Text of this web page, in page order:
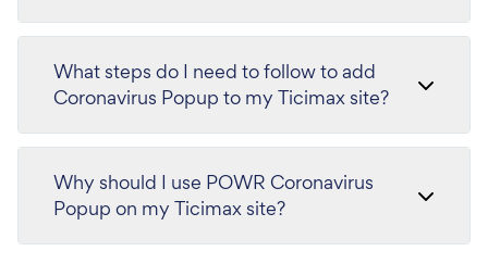
What steps do I need to follow to add
Coronavirus Popup to my Ticimax site?
Why should I use POWR Coronavirus
Popup on my Ticimax site?